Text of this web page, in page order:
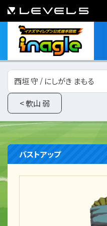
< 軟山 弱
西垣 守 / にしがき まもる
バストアップ